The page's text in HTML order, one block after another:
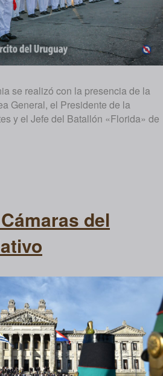
se realizó con la presencia de la
General, el Presidente de la
y el Jefe del Batallón «Florida» de
del